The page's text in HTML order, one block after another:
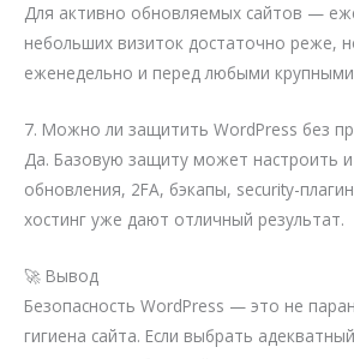
Для активно обновляемых сайтов —
небольших визиток достаточно реже,
еженедельно и перед любыми
7. Можно ли защитить WordPress без
Да. Базовую защиту может настроить
обновления, 2FA, бэкапы, security-
хостинг уже дают отличный результат.
🚀 Вывод
Безопасность WordPress — это не
гигиена сайта. Если выбрать